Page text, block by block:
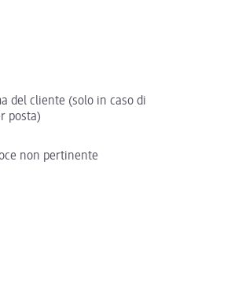
cliente (solo in caso di
posta)
non pertinente